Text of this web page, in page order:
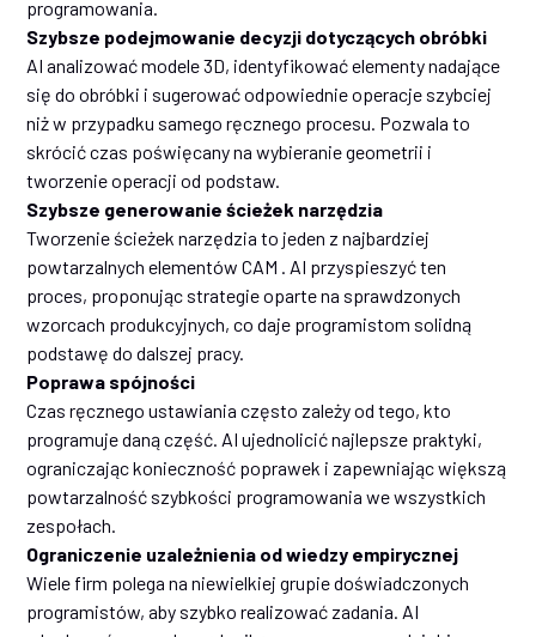
programowania.
Szybsze podejmowanie decyzji dotyczących obróbki
AI analizować modele 3D, identyfikować elementy nadające
się do obróbki i sugerować odpowiednie operacje szybciej
niż w przypadku samego ręcznego procesu. Pozwala to
skrócić czas poświęcany na wybieranie geometrii i
tworzenie operacji od podstaw.
Szybsze generowanie ścieżek narzędzia
Tworzenie ścieżek narzędzia to jeden z najbardziej
powtarzalnych elementów CAM . AI przyspieszyć ten
proces, proponując strategie oparte na sprawdzonych
wzorcach produkcyjnych, co daje programistom solidną
podstawę do dalszej pracy.
Poprawa spójności
Czas ręcznego ustawiania często zależy od tego, kto
programuje daną część. AI ujednolicić najlepsze praktyki,
ograniczając konieczność poprawek i zapewniając większą
powtarzalność szybkości programowania we wszystkich
zespołach.
Ograniczenie uzależnienia od wiedzy empirycznej
Wiele firm polega na niewielkiej grupie doświadczonych
programistów, aby szybko realizować zadania. AI